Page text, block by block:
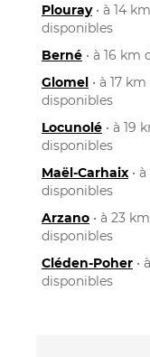
Plouray• à 14
disponibles
Berné • à 16
Glomel • à 17
disponibles
Locunolé • à 19
disponibles
Maël-Carhaix •
disponibles
Arzano • à 23
disponibles
Cléden-Poher •
disponibles